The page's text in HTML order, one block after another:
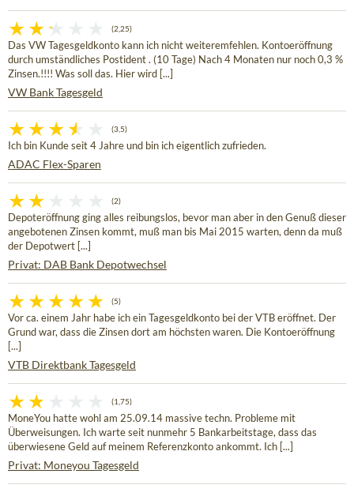
(2,25)
Das VW Tagesgeldkonto kann ich nicht weiteremfehlen. Kontoeröffnung
durch umständliches Postident . (10 Tage) Nach 4 Monaten nur noch 0,3 %
Zinsen.!!!! Was soll das. Hier wird [...]
VW Bank Tagesgeld
(3,5)
Ich bin Kunde seit 4 Jahre und bin ich eigentlich zufrieden.
ADAC Flex-Sparen
(2)
Depoteröffnung ging alles reibungslos, bevor man aber in den Genuß dieser
angebotenen Zinsen kommt, muß man bis Mai 2015 warten, denn da muß
der Depotwert [...]
Privat: DAB Bank Depotwechsel
(5)
Vor ca. einem Jahr habe ich ein Tagesgeldkonto bei der VTB eröffnet. Der
Grund war, dass die Zinsen dort am höchsten waren. Die Kontoeröffnung
[...]
VTB Direktbank Tagesgeld
(1,75)
MoneYou hatte wohl am 25.09.14 massive techn. Probleme mit
Überweisungen. Ich warte seit nunmehr 5 Bankarbeitstage, dass das
überwiesene Geld auf meinem Referenzkonto ankommt. Ich [...]
Privat: Moneyou Tagesgeld